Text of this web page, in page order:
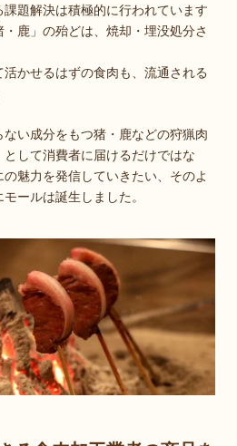
題解決は積極的に行われています
鹿」の殆どは、焼却・埋没処分さ
かせるはずの食肉も、流通される
い成分をもつ猪・鹿などの狩猟肉
して消費者に届けるだけではな
魅力を発信していきたい、そのよ
ールは誕生しました。